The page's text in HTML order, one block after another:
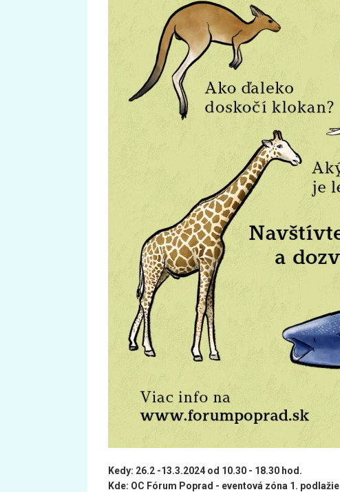
Kedy: 26.2 -13.3.2024 od 10.30 - 18.30 hod.
Kde: OC Fórum Poprad - eventová zóna 1. podlažie